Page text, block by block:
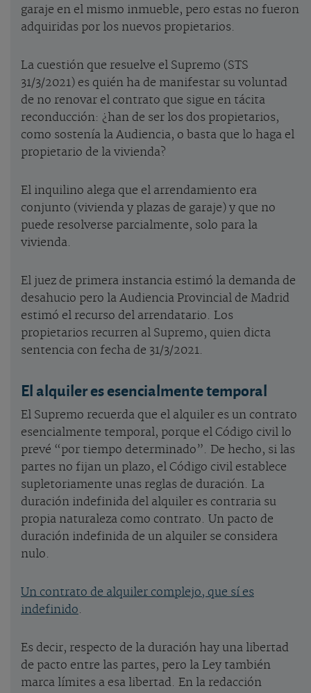
garaje en el mismo inmueble, pero estas no fueron
adquiridas por los nuevos propietarios.
La cuestión que resuelve el Supremo (STS
31/3/2021) es quién ha de manifestar su voluntad
de no renovar el contrato que sigue en tácita
reconducción: ¿han de ser los dos propietarios,
como sostenía la Audiencia, o basta que lo haga el
propietario de la vivienda?
El inquilino alega que el arrendamiento era
conjunto (vivienda y plazas de garaje) y que no
puede resolverse parcialmente, solo para la
vivienda.
El juez de primera instancia estimó la demanda de
desahucio pero la Audiencia Provincial de Madrid
estimó el recurso del arrendatario. Los
propietarios recurren al Supremo, quien dicta
sentencia con fecha de 31/3/2021.
El alquiler es esencialmente temporal
El Supremo recuerda que el alquiler es un contrato
esencialmente temporal, porque el Código civil lo
prevé “por tiempo determinado”. De hecho, si las
partes no fijan un plazo, el Código civil establece
supletoriamente unas reglas de duración. La
duración indefinida del alquiler es contraria su
propia naturaleza como contrato. Un pacto de
duración indefinida de un alquiler se considera
nulo.
Un contrato de alquiler complejo, que sí es
indefinido.
Es decir, respecto de la duración hay una libertad
de pacto entre las partes, pero la Ley también
marca límites a esa libertad. En la redacción